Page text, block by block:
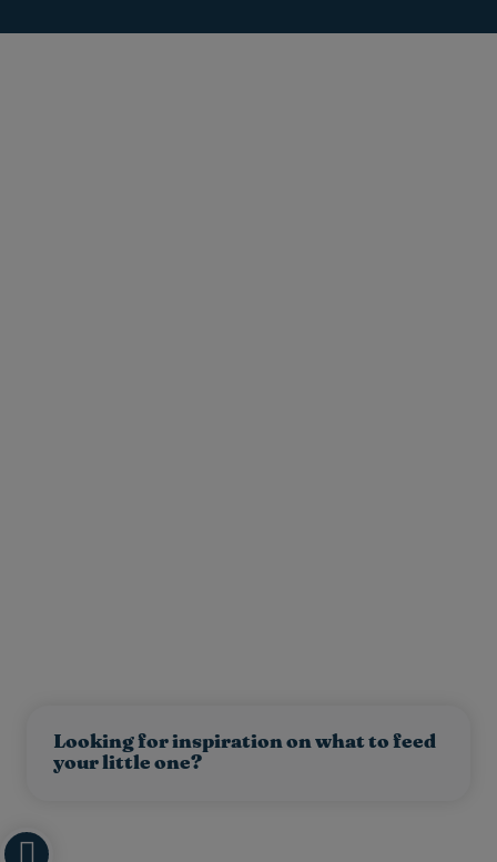
Looking for inspiration on what to feed
your little one?